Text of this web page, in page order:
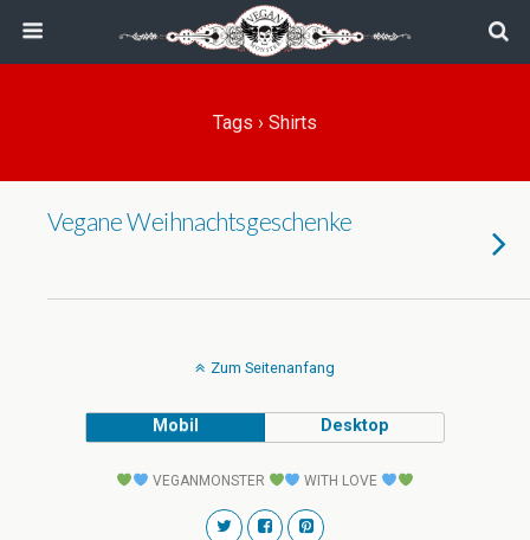
Tags › Shirts
Vegane Weihnachtsgeschenke
Zum Seitenanfang
Mobil Desktop
VEGANMONSTER WITH LOVE